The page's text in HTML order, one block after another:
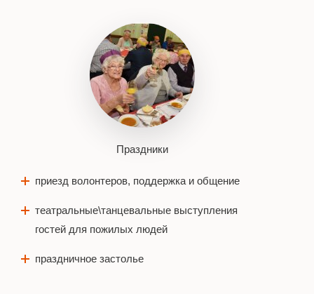
Праздники
приезд волонтеров, поддержка и общение
театральные\танцевальные выступления
гостей для пожилых людей
праздничное застолье